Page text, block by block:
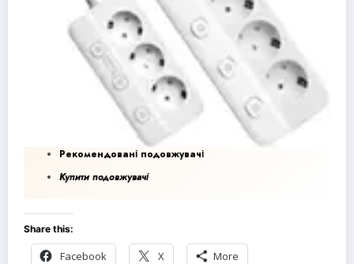
Рекомендовані подовжувачі
Купити подовжувачі
Share this:
Facebook X More